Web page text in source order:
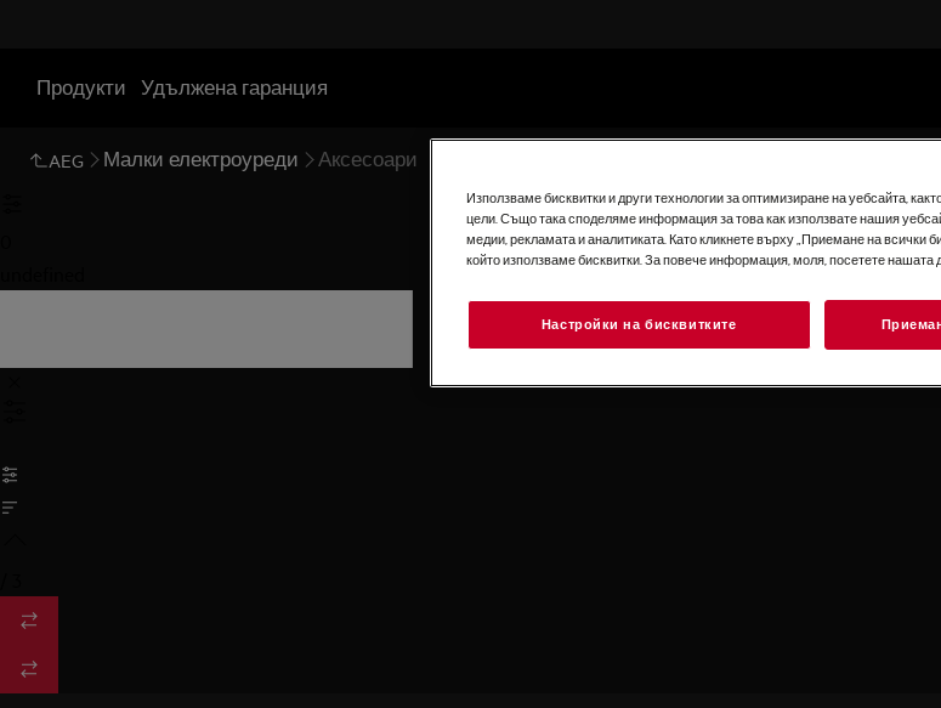
Продукти Удължена гаранция
AEG Малки електроуреди Аксесоари
Използваме бисквитки и други технологии за оптимизиране на уебсайта,
цели. Също така споделяме информация за това как използвате нашия
медии, рекламата и аналитиката. Като кликнете върху „Приемане на всички
който използваме бисквитки. За повече информация, моля, посетете нашата
Настройки на бисквитките